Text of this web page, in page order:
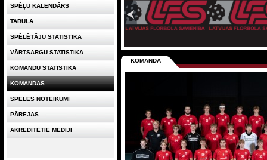
KOMANDA
SPĒĻU KALENDĀRS
TABULA
SPĒLĒTĀJU STATISTIKA
VĀRTSARGU STATISTIKA
KOMANDU STATISTIKA
KOMANDAS
SPĒLES NOTEIKUMI
PĀREJAS
AKREDITĒTIE MEDIJI